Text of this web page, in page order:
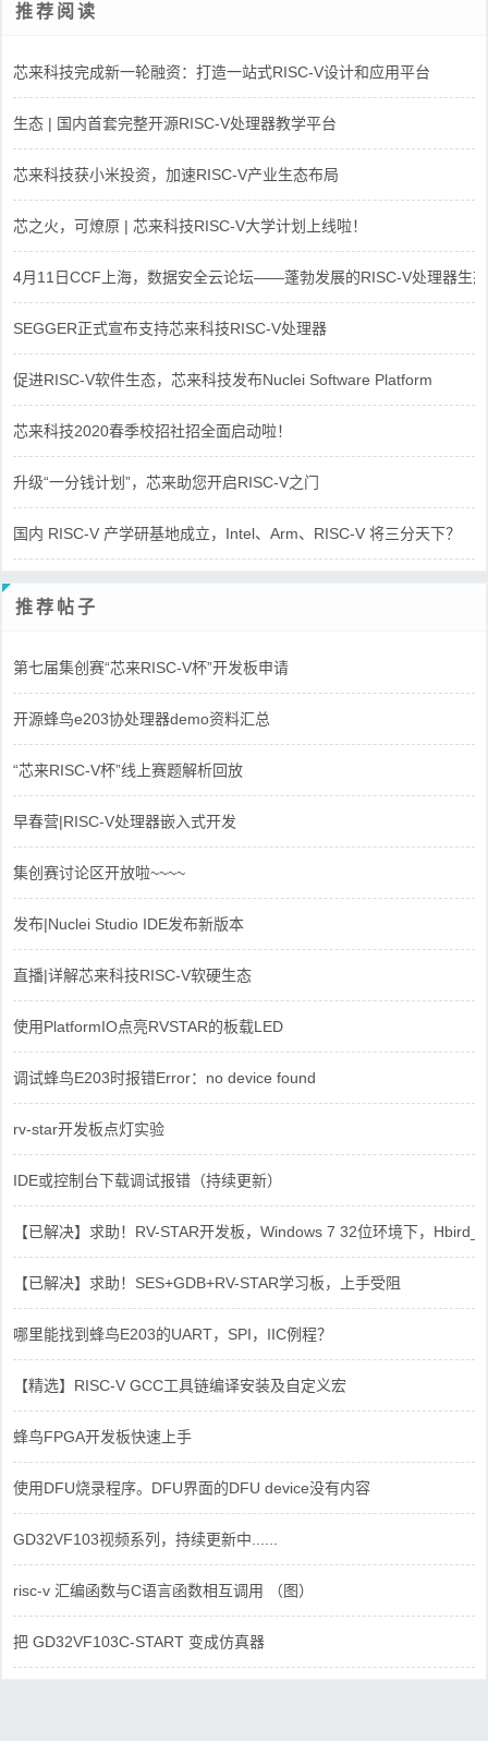
推荐阅读
芯来科技完成新一轮融资：打造一站式RISC-V设计和应用平台
生态 | 国内首套完整开源RISC-V处理器教学平台
芯来科技获小米投资，加速RISC-V产业生态布局
芯之火，可燎原 | 芯来科技RISC-V大学计划上线啦！
4月11日CCF上海，数据安全云论坛——蓬勃发展的RISC-V处理器生态
SEGGER正式宣布支持芯来科技RISC-V处理器
促进RISC-V软件生态，芯来科技发布Nuclei Software Platform
芯来科技2020春季校招社招全面启动啦！
升级“一分钱计划”，芯来助您开启RISC-V之门
国内 RISC-V 产学研基地成立，Intel、Arm、RISC-V 将三分天下？
推荐帖子
第七届集创赛“芯来RISC-V杯”开发板申请
开源蜂鸟e203协处理器demo资料汇总
“芯来RISC-V杯”线上赛题解析回放
早春营|RISC-V处理器嵌入式开发
集创赛讨论区开放啦~~~~
发布|Nuclei Studio IDE发布新版本
直播|详解芯来科技RISC-V软硬生态
使用PlatformIO点亮RVSTAR的板载LED
调试蜂鸟E203时报错Error：no device found
rv-star开发板点灯实验
IDE或控制台下载调试报错（持续更新）
【已解决】求助！RV-STAR开发板，Windows 7 32位环境下，
【已解决】求助！SES+GDB+RV-STAR学习板，上手受阻
哪里能找到蜂鸟E203的UART，SPI，IIC例程？
【精选】RISC-V GCC工具链编译安装及自定义宏
蜂鸟FPGA开发板快速上手
使用DFU烧录程序。DFU界面的DFU device没有内容
GD32VF103视频系列，持续更新中......
risc-v 汇编函数与C语言函数相互调用 （图）
把 GD32VF103C-START 变成仿真器